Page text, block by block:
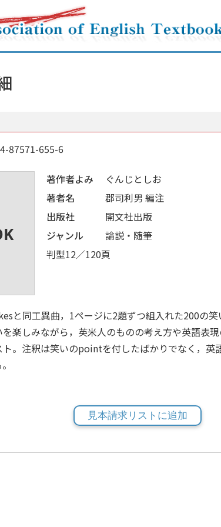
87571-655-6
著作者よみ
ぐんじとしお
著者名
郡司利男 編注
出版社
開文社出版
ジャンル
論説・随筆
判型12／120頁
と同工異曲，1ページに2題ずつ組入れた200の
を楽しみながら，英米人のものの考え方や英語表
。注釈は笑いのpointを付したばかりでなく，英
見本請求リストに追加